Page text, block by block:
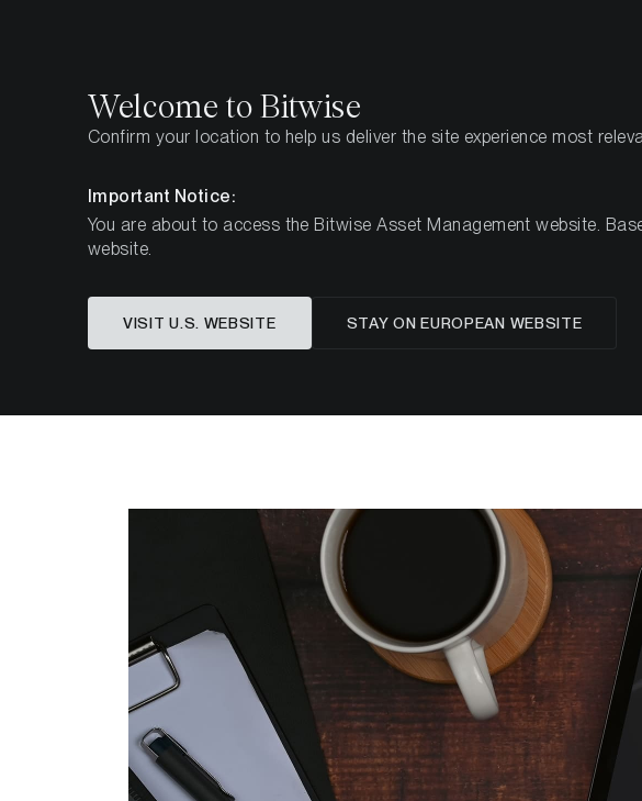
Canton Network:
per i Mercati
Welcome to Bitwise
Confirm your location to help us deliver the site experience most
Important Notice:
You are about to access the Bitwise Asset Management website.
website.
VISIT U.S. WEBSITE STAY ON EUROPEAN WEBSITE